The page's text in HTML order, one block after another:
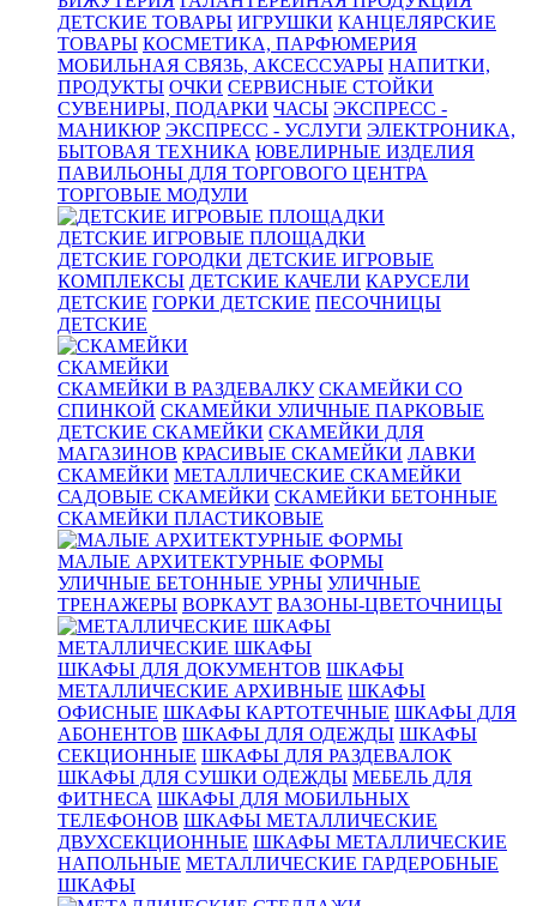
ДЕТСКИЕ ТОВАРЫ ИГРУШКИ КАНЦЕЛЯРСКИЕ
ТОВАРЫ КОСМЕТИКА, ПАРФЮМЕРИЯ
МОБИЛЬНАЯ СВЯЗЬ, АКСЕССУАРЫ НАПИТКИ,
ПРОДУКТЫ ОЧКИ СЕРВИСНЫЕ СТОЙКИ
СУВЕНИРЫ, ПОДАРКИ ЧАСЫ ЭКСПРЕСС -
МАНИКЮР ЭКСПРЕСС - УСЛУГИ ЭЛЕКТРОНИКА,
БЫТОВАЯ ТЕХНИКА ЮВЕЛИРНЫЕ ИЗДЕЛИЯ
ПАВИЛЬОНЫ ДЛЯ ТОРГОВОГО ЦЕНТРА
ТОРГОВЫЕ МОДУЛИ
ДЕТСКИЕ ИГРОВЫЕ ПЛОЩАДКИ
ДЕТСКИЕ ГОРОДКИ ДЕТСКИЕ ИГРОВЫЕ
КОМПЛЕКСЫ ДЕТСКИЕ КАЧЕЛИ КАРУСЕЛИ
ДЕТСКИЕ ГОРКИ ДЕТСКИЕ ПЕСОЧНИЦЫ
ДЕТСКИЕ
СКАМЕЙКИ
СКАМЕЙКИ В РАЗДЕВАЛКУ СКАМЕЙКИ СО
СПИНКОЙ СКАМЕЙКИ УЛИЧНЫЕ ПАРКОВЫЕ
ДЕТСКИЕ СКАМЕЙКИ СКАМЕЙКИ ДЛЯ
МАГАЗИНОВ КРАСИВЫЕ СКАМЕЙКИ ЛАВКИ
СКАМЕЙКИ МЕТАЛЛИЧЕСКИЕ СКАМЕЙКИ
САДОВЫЕ СКАМЕЙКИ СКАМЕЙКИ БЕТОННЫЕ
СКАМЕЙКИ ПЛАСТИКОВЫЕ
МАЛЫЕ АРХИТЕКТУРНЫЕ ФОРМЫ
УЛИЧНЫЕ БЕТОННЫЕ УРНЫ УЛИЧНЫЕ
ТРЕНАЖЕРЫ ВОРКАУТ ВАЗОНЫ-ЦВЕТОЧНИЦЫ
МЕТАЛЛИЧЕСКИЕ ШКАФЫ
ШКАФЫ ДЛЯ ДОКУМЕНТОВ ШКАФЫ
МЕТАЛЛИЧЕСКИЕ АРХИВНЫЕ ШКАФЫ
ОФИСНЫЕ ШКАФЫ КАРТОТЕЧНЫЕ ШКАФЫ ДЛЯ
АБОНЕНТОВ ШКАФЫ ДЛЯ ОДЕЖДЫ ШКАФЫ
СЕКЦИОННЫЕ ШКАФЫ ДЛЯ РАЗДЕВАЛОК
ШКАФЫ ДЛЯ СУШКИ ОДЕЖДЫ МЕБЕЛЬ ДЛЯ
ФИТНЕСА ШКАФЫ ДЛЯ МОБИЛЬНЫХ
ТЕЛЕФОНОВ ШКАФЫ МЕТАЛЛИЧЕСКИЕ
ДВУХСЕКЦИОННЫЕ ШКАФЫ МЕТАЛЛИЧЕСКИЕ
НАПОЛЬНЫЕ МЕТАЛЛИЧЕСКИЕ ГАРДЕРОБНЫЕ
ШКАФЫ